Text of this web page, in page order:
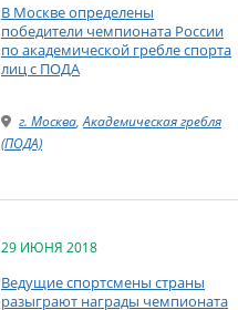
В Москве определены
победители чемпионата России
по академической гребле спорта
лиц с ПОДА
г. Москва,Академическая гребля
(ПОДА)
29 ИЮНЯ 2018
Ведущие спортсмены страны
разыграют награды чемпионата